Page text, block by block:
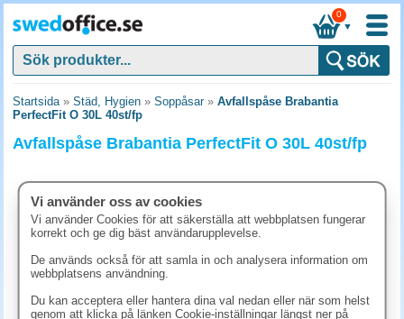
▼
0
Startsida» Städ, Hygien » Soppåsar» Avfallspåse Brabantia
PerfectFit O 30L 40st/fp
Avfallspåse Brabantia PerfectFit O 30L 40st/fp
Vi använder oss av cookies
Vi använder Cookies för att säkerställa att webbplatsen fungerar
korrekt och ge dig bäst användarupplevelse.
De används också för att samla in och analysera information om
webbplatsens användning.
Du kan acceptera eller hantera dina val nedan eller när som helst
genom att klicka på länken Cookie-inställningar längst ner på